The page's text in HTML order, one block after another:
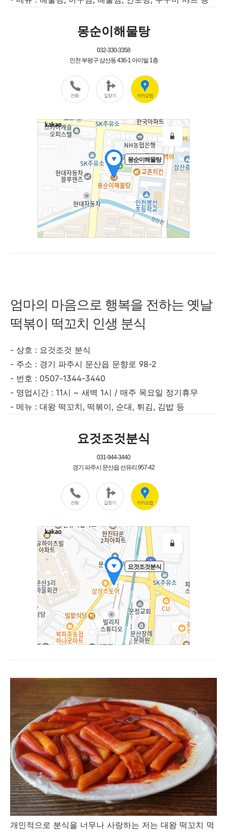
엄마의 마음으로 행복을 전하는 옛날
떡볶이 떡꼬치 인생 분식
- 상호 : 요것조것 분식
- 주소 : 경기 파주시 문산읍 문향로 98-2
- 번호 : 0507-1344-3440
- 영업시간 : 11시 ~ 새벽 1시 / 매주 목요일 정기휴무
- 메뉴 : 대왕 떡꼬치, 떡볶이, 순대, 튀김, 김밥 등
개인적으로 분식을 너무나 사랑하는 저는 대왕 떡꼬치 먹